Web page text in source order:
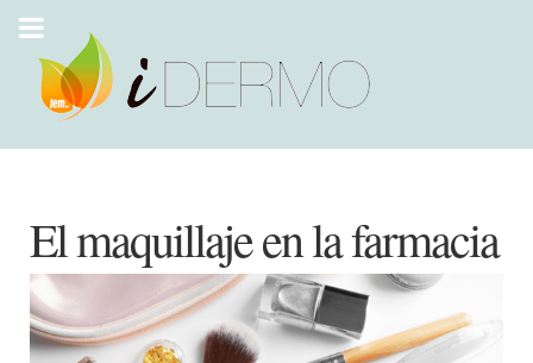
El maquillaje en la farmacia